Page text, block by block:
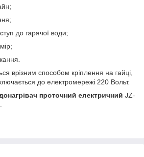
до гарячої води;
врізним способом кріплення на гайці,
до електромережі 220 Вольт.
проточний електричний JZ-